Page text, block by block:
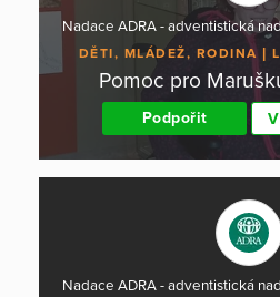
Nadace ADRA - adventistická
DĚTI, MLÁDEŽ, RODINA
Pomoc pro
Podpořit
Nadace ADRA - adventistická